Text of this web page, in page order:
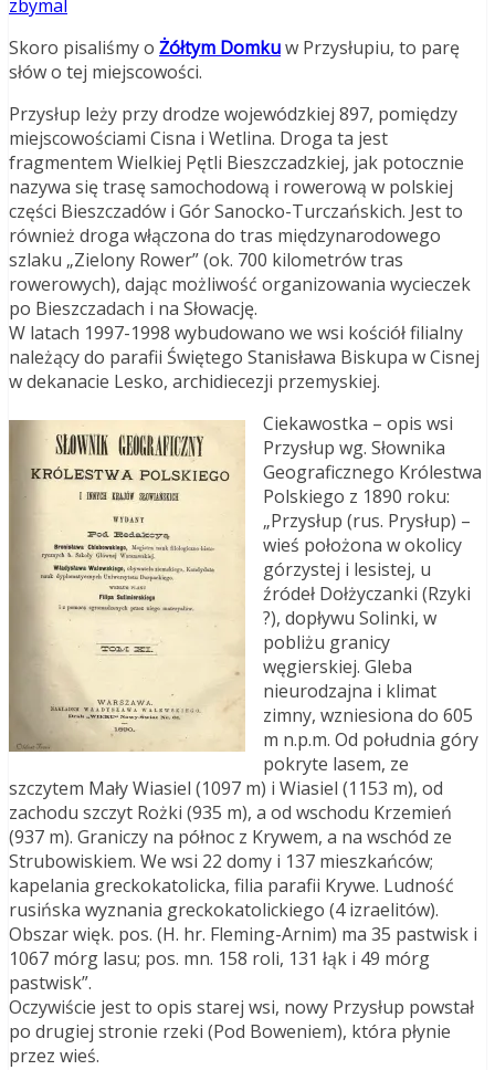
zbymal
Skoro pisaliśmy o Żółtym Domkuw Przysłupiu, to parę
słów o tej miejscowości.
Przysłup leży przy drodze wojewódzkiej 897, pomiędzy
miejscowościami Cisna i Wetlina. Droga ta jest
fragmentem Wielkiej Pętli Bieszczadzkiej, jak potocznie
nazywa się trasę samochodową i rowerową w polskiej
części Bieszczadów i Gór Sanocko-Turczańskich. Jest to
również droga włączona do tras międzynarodowego
szlaku „Zielony Rower” (ok. 700 kilometrów tras
rowerowych), dając możliwość organizowania wycieczek
po Bieszczadach i na Słowację.
W latach 1997-1998 wybudowano we wsi kościół filialny
należący do parafii Świętego Stanisława Biskupa w Cisnej
w dekanacie Lesko, archidiecezji przemyskiej.
Ciekawostka – opis wsi
Przysłup wg. Słownika
Geograficznego Królestwa
Polskiego z 1890 roku:
„Przysłup (rus. Prysłup) –
wieś położona w okolicy
górzystej i lesistej, u
źródeł Dołżyczanki (Rzyki
?), dopływu Solinki, w
pobliżu granicy
węgierskiej. Gleba
nieurodzajna i klimat
zimny, wzniesiona do 605
m n.p.m. Od południa góry
pokryte lasem, ze
szczytem Mały Wiasiel (1097 m) i Wiasiel (1153 m), od
zachodu szczyt Rożki (935 m), a od wschodu Krzemień
(937 m). Graniczy na północ z Krywem, a na wschód ze
Strubowiskiem. We wsi 22 domy i 137 mieszkańców;
kapelania greckokatolicka, filia parafii Krywe. Ludność
rusińska wyznania greckokatolickiego (4 izraelitów).
Obszar więk. pos. (H. hr. Fleming-Arnim) ma 35 pastwisk i
1067 mórg lasu; pos. mn. 158 roli, 131 łąk i 49 mórg
pastwisk”.
Oczywiście jest to opis starej wsi, nowy Przysłup powstał
po drugiej stronie rzeki (Pod Boweniem), która płynie
przez wieś.